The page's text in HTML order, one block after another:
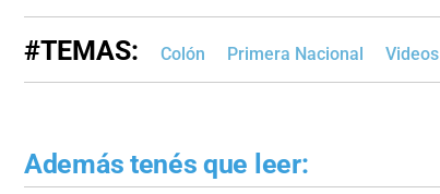
#TEMAS: Colón Primera Nacional Videos
Además tenés que leer: